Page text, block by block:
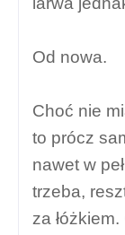
Od nowa.
Choć nie
to prócz
nawet w
trzeba,
za